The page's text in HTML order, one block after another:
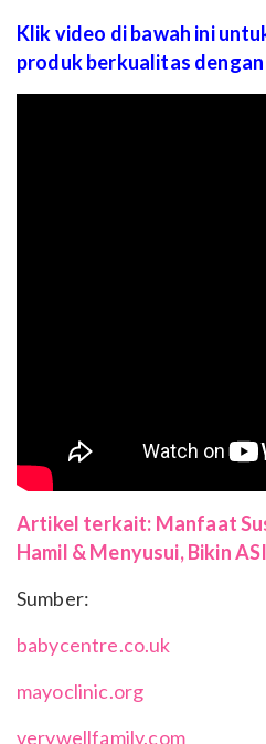
Klik video di bawah ini
produk berkualitas
Artikel terkait: Manfaat
Hamil & Menyusui, Bikin
Sumber:
babycentre.co.uk
mayoclinic.org
verywellfamily.com